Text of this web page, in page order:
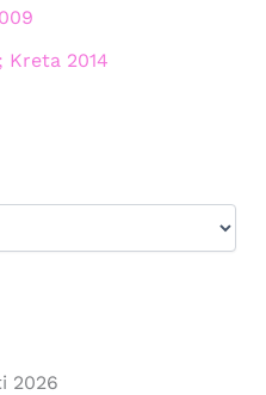
Kreta 2014
2026